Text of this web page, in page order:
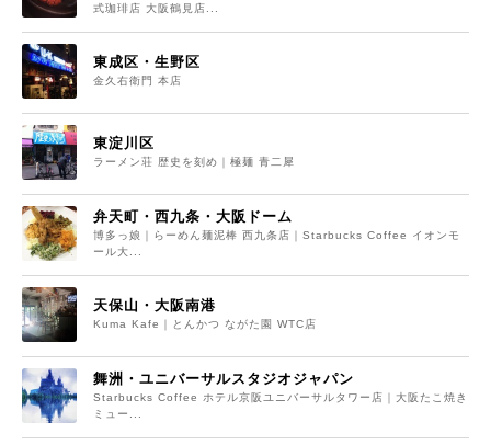
式珈琲店 大阪鶴見店...
東成区・生野区
金久右衛門 本店
東淀川区
ラーメン荘 歴史を刻め｜極麺 青二犀
弁天町・西九条・大阪ドーム
博多っ娘｜らーめん麺泥棒 西九条店｜Starbucks Coffee イオンモ
ール大...
天保山・大阪南港
Kuma Kafe｜とんかつ ながた園 WTC店
舞洲・ユニバーサルスタジオジャパン
Starbucks Coffee ホテル京阪ユニバーサルタワー店｜大阪たこ焼き
ミュー...